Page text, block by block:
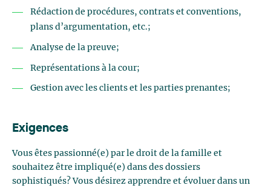
Rédaction de procédures, contrats et conventions,
plans d’argumentation, etc.;
Analyse de la preuve;
Représentations à la cour;
Gestion avec les clients et les parties prenantes;
Exigences
Vous êtes passionné(e) par le droit de la famille et
souhaitez être impliqué(e) dans des dossiers
sophistiqués? Vous désirez apprendre et évoluer dans un